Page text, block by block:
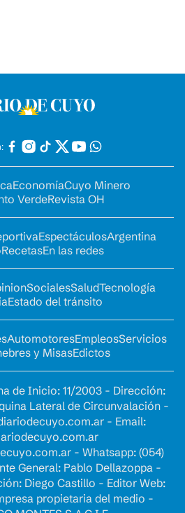
EconomíaCuyo Minero
VerdeRevista OH
EspectáculosArgentina
RecetasEn las redes
SocialesSaludTecnología
Estado del tránsito
AutomotoresEmpleosServicios
y MisasEdictos
de Inicio: 11/2003 - Dirección:
Lateral de Circunvalación -
- Email:
- Whatsapp: (054)
General: Pablo Dellazoppa -
Diego Castillo - Editor Web:
propietaria del medio -